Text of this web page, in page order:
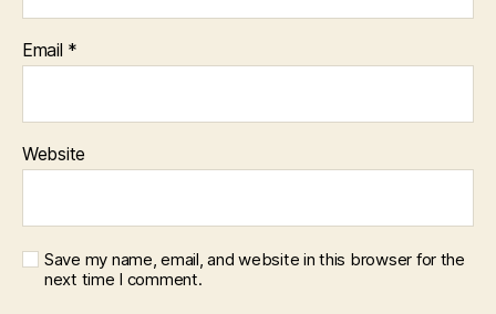
Email *
Website
Save my name, email, and website in this browser for the
next time I comment.